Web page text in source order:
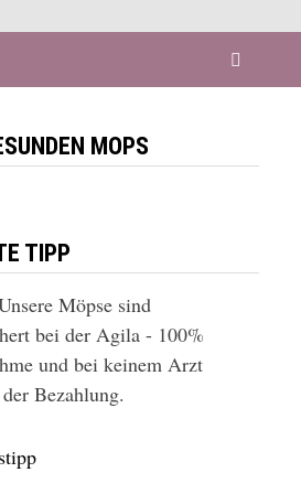
MOPS
TIPP
Möpse sind
bei der Agila - 100%
und bei keinem Arzt
Bezahlung.